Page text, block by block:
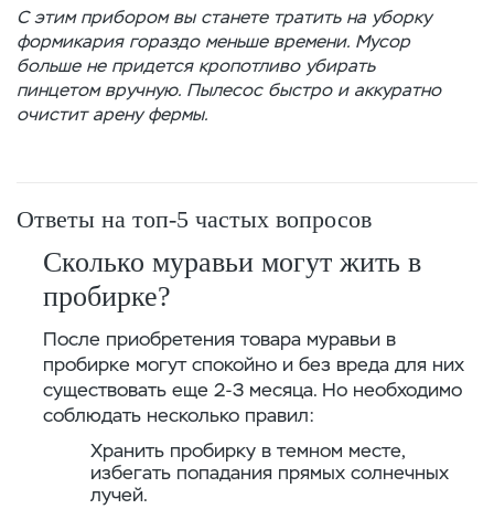
С этим прибором вы станете тратить на уборку
формикария гораздо меньше времени. Мусор
больше не придется кропотливо убирать
пинцетом вручную. Пылесос быстро и аккуратно
очистит арену фермы.
Ответы на топ-5 частых вопросов
Сколько муравьи могут жить в
пробирке?
После приобретения товара муравьи в
пробирке могут спокойно и без вреда для них
существовать еще 2-3 месяца. Но необходимо
соблюдать несколько правил:
Хранить пробирку в темном месте,
избегать попадания прямых солнечных
лучей.